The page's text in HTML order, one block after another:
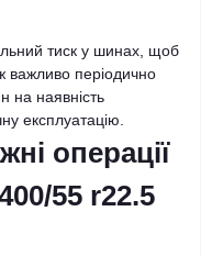
тиск у шинах, щоб
важливо періодично
на наявність
експлуатацію.
операції
55 r22.5